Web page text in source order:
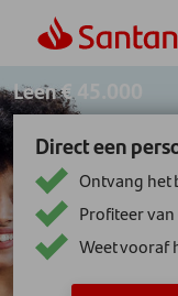
Leen € 45.000
Direct een
Ontvang het
Profiteer
Weet vooraf